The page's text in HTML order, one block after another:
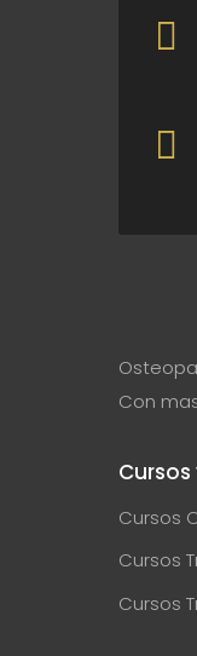


Con
Cursos
Cursos
Cursos